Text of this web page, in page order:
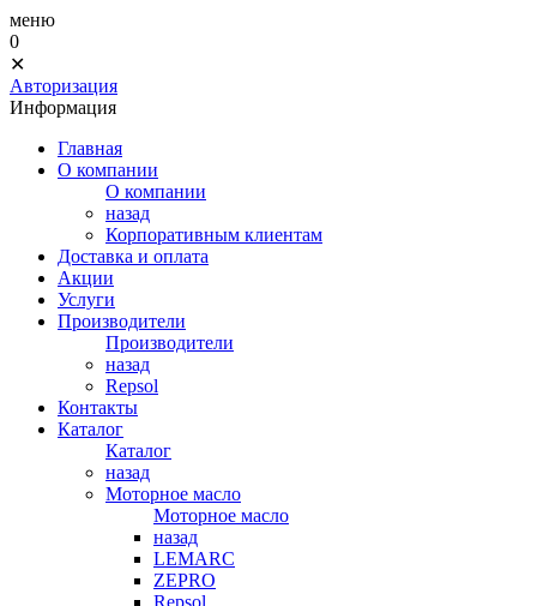
меню
0
✕
Авторизация
Информация
Главная
О компании
О компании
назад
Корпоративным клиентам
Доставка и оплата
Акции
Услуги
Производители
Производители
назад
Repsol
Контакты
Каталог
Каталог
назад
Моторное масло
Моторное масло
назад
LEMARC
ZEPRO
Repsol